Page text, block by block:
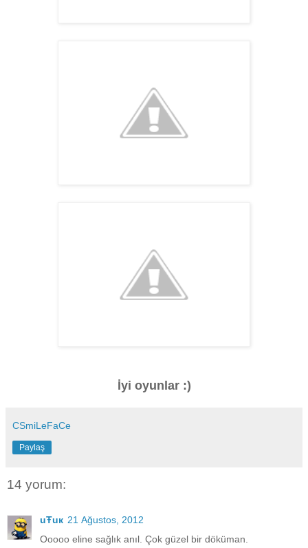
İyi oyunlar :)
CSmiLeFaCe
Paylaş
14 yorum:
uŦuк 21 Ağustos, 2012
Ooooo eline sağlık anıl. Çok güzel bir döküman.